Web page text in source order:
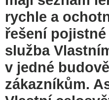
rychle a
řešení
služba
v jedné
zákazníkům.